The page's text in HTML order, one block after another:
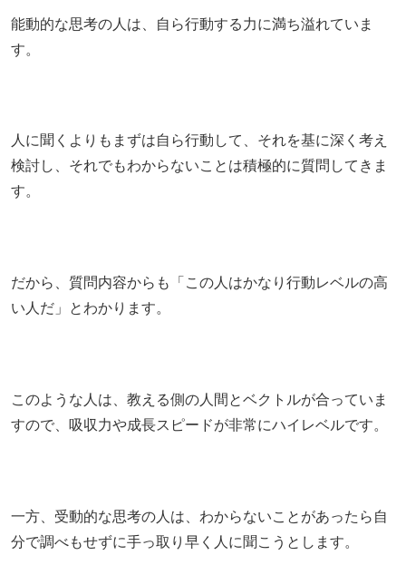
能動的な思考の人は、自ら行動する力に満ち溢れていま
す。
人に聞くよりもまずは自ら行動して、それを基に深く考え
検討し、それでもわからないことは積極的に質問してきま
す。
だから、質問内容からも「この人はかなり行動レベルの高
い人だ」とわかります。
このような人は、教える側の人間とベクトルが合っていま
すので、吸収力や成長スピードが非常にハイレベルです。
一方、受動的な思考の人は、わからないことがあったら自
分で調べもせずに手っ取り早く人に聞こうとします。